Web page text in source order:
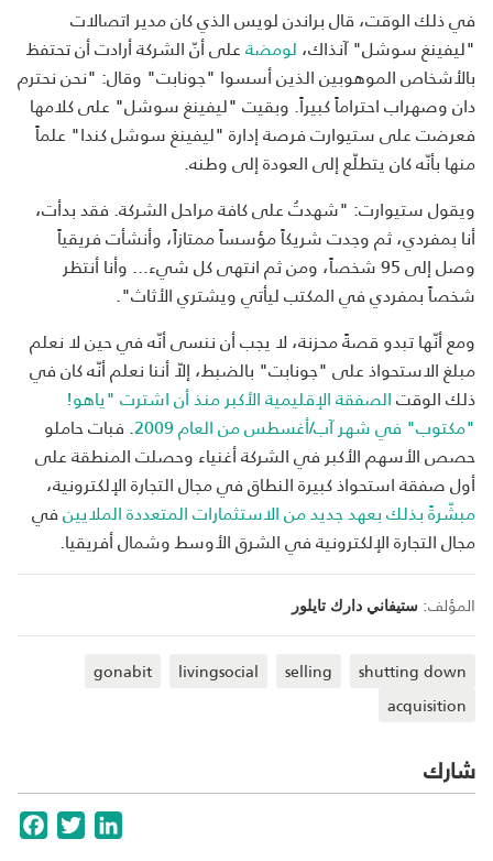
في ذلك الوقت، قال براندن لويس الذي كان مدير اتصالات
"ليفينغ سوشل" آنذاك،لومضةعلى أنّ الشركة أرادت أن تحتفظ
بالأشخاص الموهوبين الذين أسسوا "جونابت" وقال: "نحن نحترم
دان وصهراب احتراماً كبيراً. وبقيت "ليفينغ سوشل" على كلامها
فعرضت على ستيوارت فرصة إدارة "ليفينغ سوشل كندا" علماً
منها بأنّه كان يتطلّع إلى العودة إلى وطنه.
ويقول ستيوارت: "شهدتُ على كافة مراحل الشركة. فقد بدأت،
أنا بمفردي، ثم وجدت شريكاً مؤسساً ممتازاً، وأنشأت فريقياً
وصل إلى 95 شخصاً، ومن ثم انتهى كل شيء... وأنا أنتظر
شخصاً بمفردي في المكتب ليأتي ويشتري الأثاث".
ومع أنّها تبدو قصةً محزنة، لا يجب أن ننسى أنّه في حين لا نعلم
مبلغ الاستحواذ على "جونابت" بالضبط، إلاّ أننا نعلم أنّه كان في
ذلك الوقتالصفقة الإقليمية الأكبر منذ أن اشترت "ياهو!
"مكتوب" في شهر آب/أغسطس من العام 2009
. فبات حاملو
حصص الأسهم الأكبر في الشركة أغنياء وحصلت المنطقة على
أول صفقة استحواذ كبيرة النطاق في مجال التجارة الإلكترونية،
مبشّرةً بذلك بعهد جديد من الاستثمارات المتعددة الملايينفي
مجال التجارة الإلكترونية في الشرق الأوسط وشمال أفريقيا.
المؤلف: ستيفاني دارك تايلور
shutting down
selling
livingsocial
gonabit
acquisition
شارك
TwitterLinkedIn